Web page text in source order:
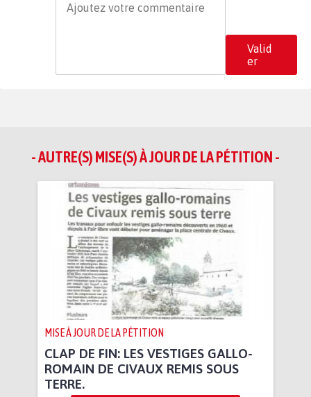
Valid
er
- AUTRE(S) MISE(S) À JOUR DE LA PÉTITION -
MISE À JOUR DE LA PÉTITION
CLAP DE FIN: LES VESTIGES GALLO-
ROMAIN DE CIVAUX REMIS SOUS
TERRE.